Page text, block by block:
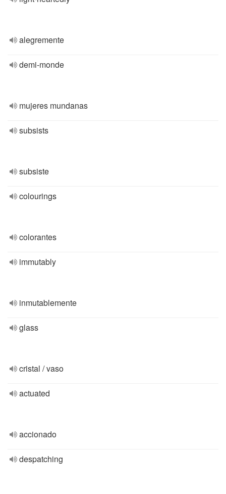
alegremente
demi-monde
mujeres mundanas
subsists
subsiste
colourings
colorantes
immutably
inmutablemente
glass
cristal / vaso
actuated
accionado
despatching